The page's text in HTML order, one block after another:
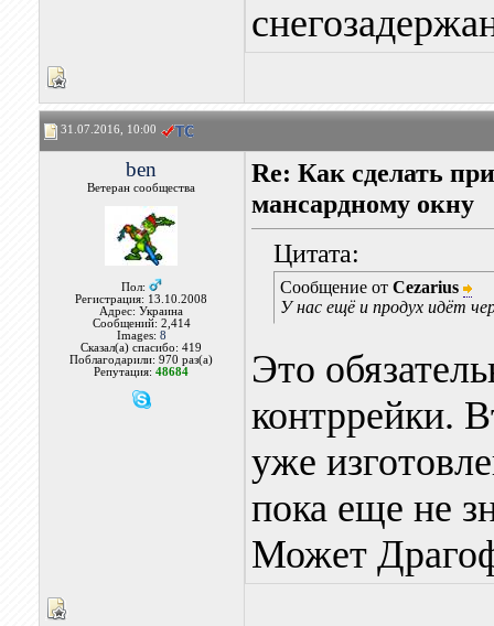
31.07.2016, 10:00
ben
Ветеран сообщества
Пол:
Регистрация: 13.10.2008
Адрес: Украина
Сообщений: 2,414
Images: 8
Сказал(а) спасибо: 419
Поблагодарили: 970 раз(а)
Репутация:48684
Re: Как сделать
мансардному окну
Цитата:
Сообщение от Cezarius
У нас ещё и продух идёт
Это
контррейки.
уже
пока еще не
Может